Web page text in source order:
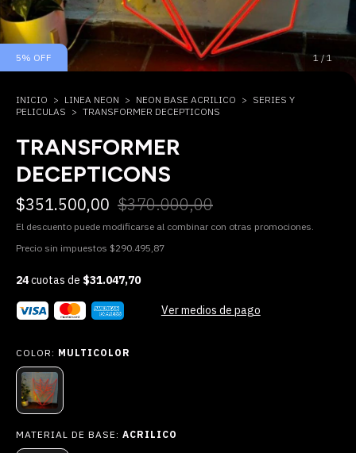
5% OFF 1 / 1
INICIO > LINEA NEON > NEON BASE ACRILICO > SERIES Y
PELICULAS > TRANSFORMER DECEPTICONS
TRANSFORMER
DECEPTICONS
$351.500,00 $370.000,00
El descuento puede modificarse al combinar con otras promociones.
Precio sin impuestos $290.495,87
24cuotas de $31.047,70
Ver medios de pago
COLOR: MULTICOLOR
MATERIAL DE BASE: ACRILICO